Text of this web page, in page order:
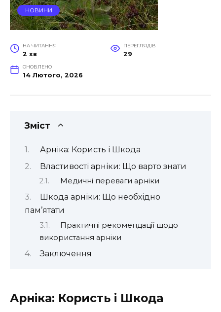
НОВИНИ
НА ЧИТАННЯ
2 хв
ПЕРЕГЛЯДІВ
29
ОНОВЛЕНО
14 Лютого, 2026
Зміст
Арніка: Користь і Шкода
Властивості арніки: Що варто знати
Медичні переваги арніки
Шкода арніки: Що необхідно
пам’ятати
Практичні рекомендації щодо
використання арніки
Заключення
Арніка: Користь і Шкода